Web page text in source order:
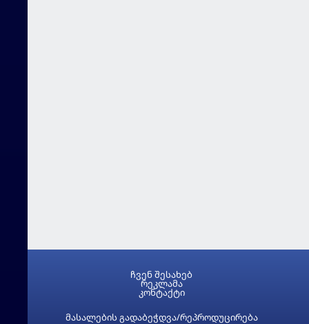
მასალების გადაბეჭდვა/რეპროდუცირება
ჩვენ შესახებ
რეკლამა
კონტაქტი